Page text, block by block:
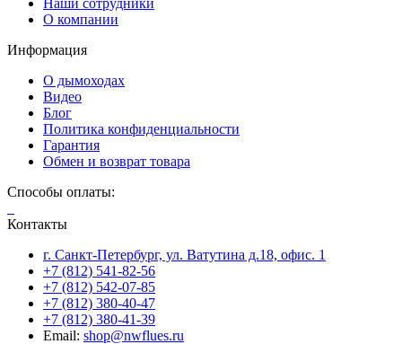
О компании
Информация
О дымоходах
Видео
Блог
Политика конфиденциальности
Гарантия
Обмен и возврат товара
Способы оплаты:
Контакты
г. Санкт-Петербург, ул. Ватутина д.18, офис. 1
+7 (812) 541-82-56
+7 (812) 542-07-85
+7 (812) 380-40-47
+7 (812) 380-41-39
Email: shop@nwflues.ru